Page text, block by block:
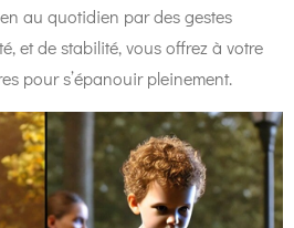
au quotidien par des gestes
et de stabilité, vous offrez à votre
pour s’épanouir pleinement.